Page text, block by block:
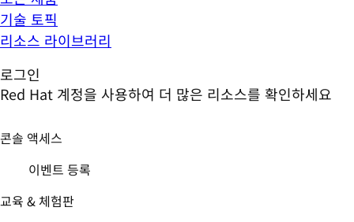
기술 토픽
리소스 라이브러리
로그인
Red Hat 계정을 사용하여 더 많은 리소스를 확인하세요
콘솔 액세스
이벤트 등록
교육 & 체험판